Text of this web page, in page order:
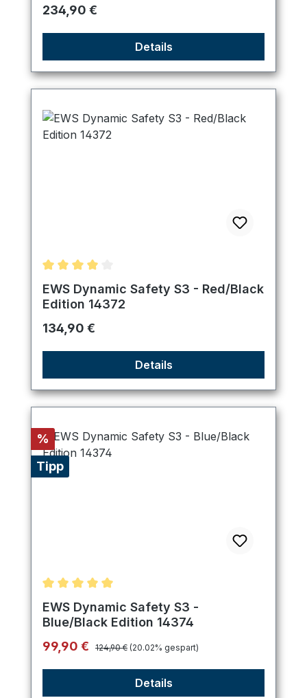
Regulärer Preis:
234,90 €
Details
Durchschnittliche Bewertung von 4 von 5 Sternen
EWS Dynamic Safety S3 - Red/Black
Edition 14372
Regulärer Preis:
134,90 €
Details
Rabatt
%
Tipp
Durchschnittliche Bewertung von 5 von 5 Sternen
EWS Dynamic Safety S3 -
Blue/Black Edition 14374
Verkaufspreis:
99,90 € Regulärer Preis:
124,90 € (20.02% gespart)
Details